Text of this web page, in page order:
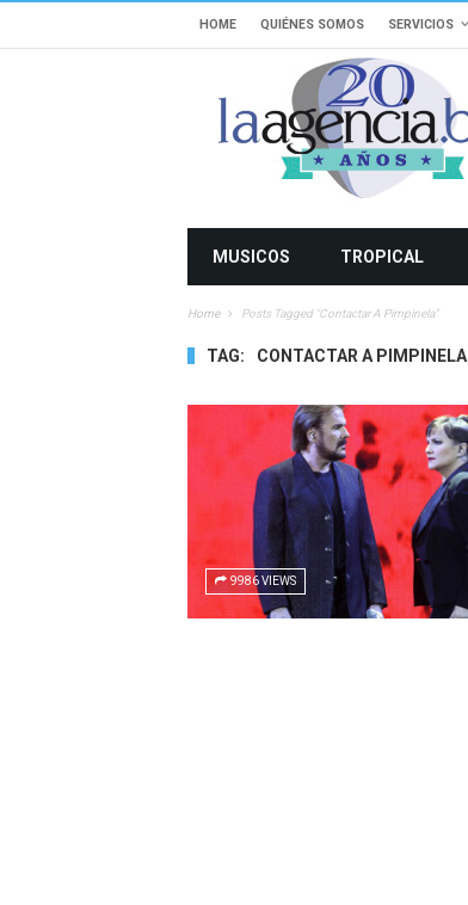
HOME QUIÉNES SOMOS SERVICIOS
MUSICOS TROPICAL
Home Posts Tagged "contactar A Pimpinela"
TAG: CONTACTAR A PIMPINELA
9986 VIEWS